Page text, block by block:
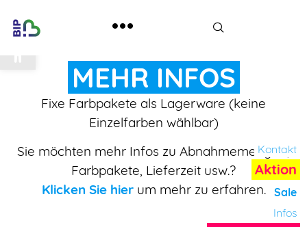
Werkzeugleiste öffnen
Kontakt
Aktion
Sale
Infos
MEHR INFOS
Fixe Farbpakete als Lagerware (keine
Einzelfarben wählbar)
Sie möchten mehr Infos zu Abnahmemengen,
Farbpakete, Lieferzeit usw.?
Klicken Sie hierum mehr zu erfahren.